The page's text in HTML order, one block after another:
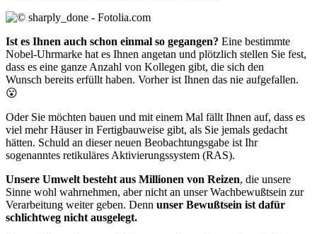
Ist es Ihnen auch schon einmal so gegangen? Eine bestimmte
Nobel-Uhrmarke hat es Ihnen angetan und plötzlich stellen Sie fest,
dass es eine ganze Anzahl von Kollegen gibt, die sich den
Wunsch bereits erfüllt haben. Vorher ist Ihnen das nie aufgefallen.
😮
Oder Sie möchten bauen und mit einem Mal fällt Ihnen auf, dass es
viel mehr Häuser in Fertigbauweise gibt, als Sie jemals gedacht
hätten. Schuld an dieser neuen Beobachtungsgabe ist Ihr
sogenanntes retikuläres Aktivierungssystem (RAS).
Unsere Umwelt besteht aus Millionen von Reizen, die unsere
Sinne wohl wahrnehmen, aber nicht an unser Wachbewußtsein zur
Verarbeitung weiter geben. Denn unser Bewußtsein ist dafür
schlichtweg nicht ausgelegt.